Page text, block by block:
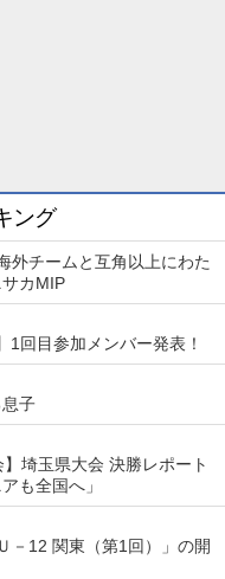
ング
チームと互角以上にわた
カMIP
1回目参加メンバー発表！
息子
埼玉県大会 決勝レポート
も全国へ」
－12 関東（第1回）」の開